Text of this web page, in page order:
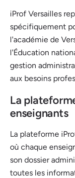
iProf Versailles
spécifiquement
l'académie de
l'Éducation
gestion
aux besoins
La
enseignants
La plateforme
où chaque
son dossier
toutes les